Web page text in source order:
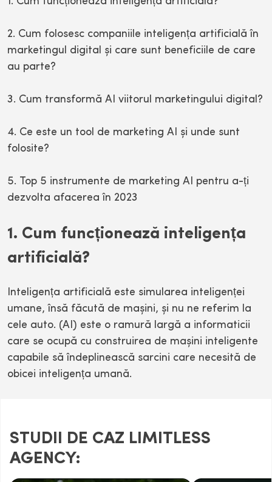
2. Cum folosesc companiile inteligența artificială în
marketingul digital și care sunt beneficiile de care
au parte?
3. Cum transformă AI viitorul marketingului digital?
4. Ce este un tool de marketing AI și unde sunt
folosite?
5. Top 5 instrumente de marketing AI pentru a-ți
dezvolta afacerea în 2023
1. Cum funcționează inteligența
artificială?
Inteligența artificială este simularea inteligenței
umane, însă făcută de mașini, și nu ne referim la
cele auto. (AI) este o ramură largă a informaticii
care se ocupă cu construirea de mașini inteligente
capabile să îndeplinească sarcini care necesită de
obicei inteligența umană.
STUDII DE CAZ LIMITLESS
AGENCY: